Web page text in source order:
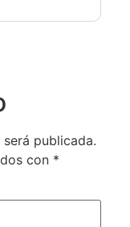
publicada.
con *